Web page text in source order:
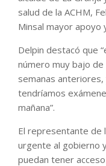
salud de la ACHM,
Minsal mayor apoyo
Delpin destacó que
número muy bajo
semanas
tendríamos
mañana”.
El representante de
urgente al gobierno
puedan tener